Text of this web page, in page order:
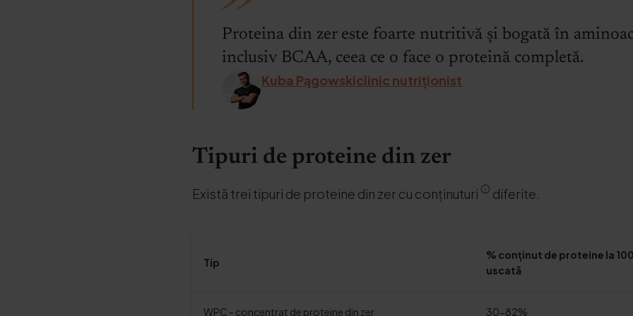
Proteina din zer este foarte nutritivă și bogată în
inclusiv BCAA, ceea ce o face o proteină completă.
Kuba Pągowskiclinic nutriționist
Tipuri de proteine din zer
Există trei tipuri de proteine din zer cu conținuturi diferite.
Tip
% conținut de proteine la
uscată
WPC - concentrat de proteine din zer 30-82%